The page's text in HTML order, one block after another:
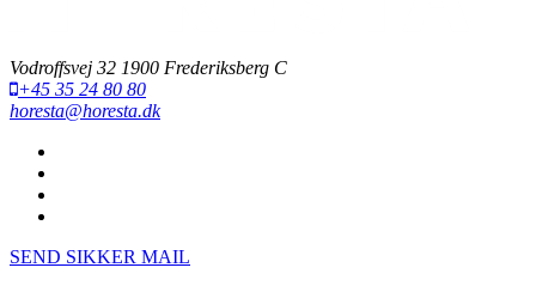
Vodroffsvej 32 1900 Frederiksberg C
+45 35 24 80 80
horesta@horesta.dk
SEND SIKKER MAIL